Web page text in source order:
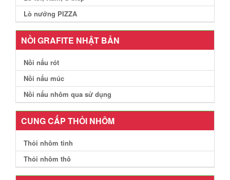
Lò nướng PIZZA
NỒI GRAFITE NHẬT BẢN
Nồi nấu rót
Nồi nấu múc
Nồi nấu nhôm qua sử dụng
CUNG CẤP THỎI NHÔM
Thỏi nhôm tinh
Thỏi nhôm thô